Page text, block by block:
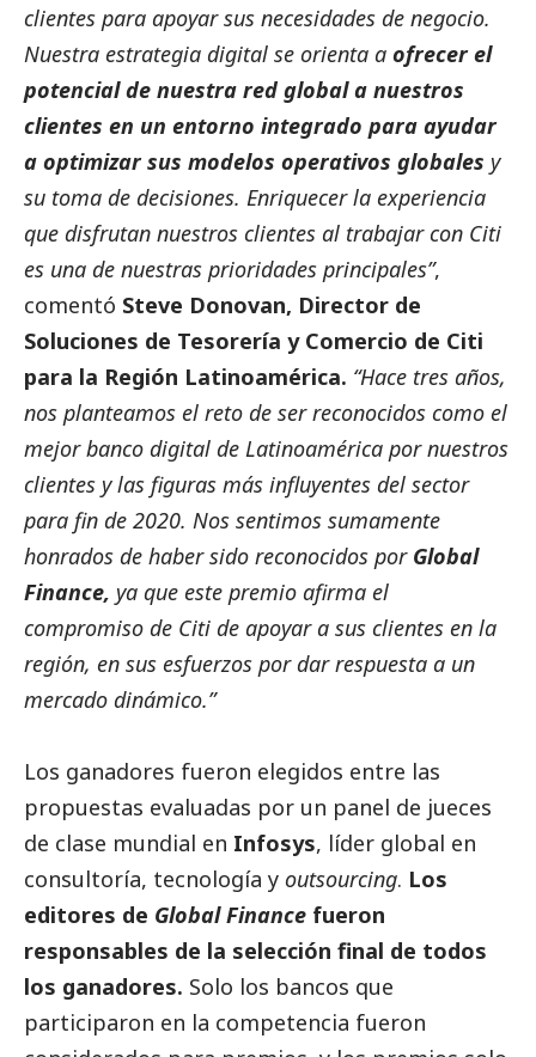
clientes para apoyar sus necesidades de negocio.
Nuestra estrategia digital se orienta a ofrecer el
potencial de nuestra red global a nuestros
clientes en un entorno integrado para ayudar
a optimizar sus modelos operativos globales y
su toma de decisiones. Enriquecer la experiencia
que disfrutan nuestros clientes al trabajar con Citi
es una de nuestras prioridades principales”,
comentó Steve Donovan, Director de
Soluciones de Tesorería y Comercio de Citi
para la Región Latinoamérica. “Hace tres años,
nos planteamos el reto de ser reconocidos como el
mejor banco digital de Latinoamérica por nuestros
clientes y las figuras más influyentes del sector
para fin de 2020. Nos sentimos sumamente
honrados de haber sido reconocidos porGlobal
Finance, ya que este premio afirma el
compromiso de Citi de apoyar a sus clientes en la
región, en sus esfuerzos por dar respuesta a un
mercado dinámico.”
Los ganadores fueron elegidos entre las
propuestas evaluadas por un panel de jueces
de clase mundial en Infosys, líder global en
consultoría, tecnología y outsourcing. Los
editores de Global Finance fueron
responsables de la selección final de todos
los ganadores. Solo los bancos que
participaron en la competencia fueron